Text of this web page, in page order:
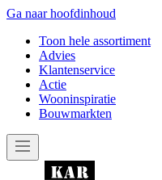
Ga naar hoofdinhoud
Toon hele assortiment
Advies
Klantenservice
Actie
Wooninspiratie
Bouwmarkten